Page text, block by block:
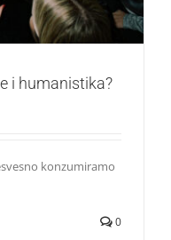
i humanistika?
konzumiramo
0